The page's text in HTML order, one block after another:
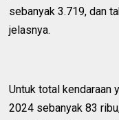
sebanyak 3.719, dan
jelasnya.
Untuk total kendaraan
2024 sebanyak 83